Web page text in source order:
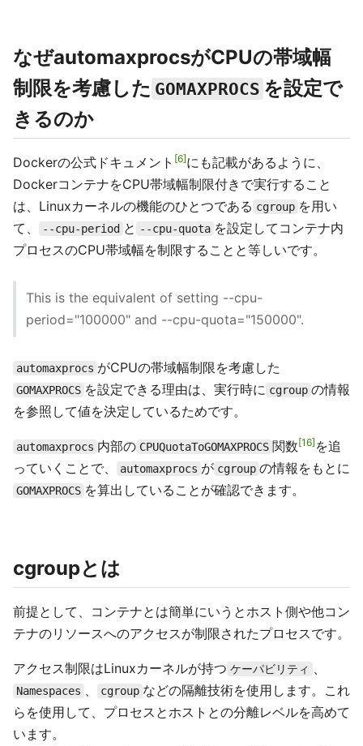
なぜautomaxprocsがCPUの帯域幅
制限を考慮した GOMAXPROCS を設定で
きるのか
Dockerの公式ドキュメント 6 にも記載があるように、
DockerコンテナをCPU帯域幅制限付きで実行すること
は、Linuxカーネルの機能のひとつである cgroup を用い
て、
--cpu-period と --cpu-quota を設定してコンテナ内
プロセスのCPU帯域幅を制限することと等しいです。
This is the equivalent of setting --cpu-
period="100000" and --cpu-quota="150000".
automaxprocs がCPUの帯域幅制限を考慮した
GOMAXPROCS を設定できる理由は、実行時に cgroup の情報
を参照して値を決定しているためです。
automaxprocs 内部の CPUQuotaToGOMAXPROCS 関数 16 を追
っていくことで、
automaxprocs が cgroup の情報をもとに
GOMAXPROCS を算出していることが確認できます。
cgroupとは
前提として、コンテナとは簡単にいうとホスト側や他コン
テナのリソースへのアクセスが制限されたプロセスです。
アクセス制限はLinuxカーネルが持つ ケーパビリティ 、
Namespaces 、 cgroup などの隔離技術を使用します。これ
らを使用して、プロセスとホストとの分離レベルを高めて
います。